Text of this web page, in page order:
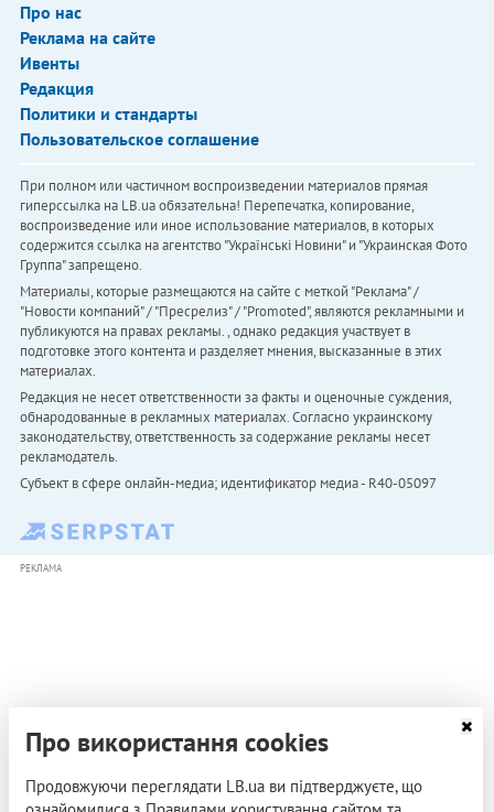
Про нас
Реклама на сайте
Ивенты
Редакция
Политики и стандарты
Пользовательское соглашение
При полном или частичном воспроизведении материалов прямая
гиперссылка на LB.ua обязательна! Перепечатка, копирование,
воспроизведение или иное использование материалов, в которых
содержится ссылка на агентство "Українськi Новини" и "Украинская Фото
Группа" запрещено.
Материалы, которые размещаются на сайте с меткой "Реклама" /
"Новости компаний" / "Пресрелиз" / "Promoted", являются рекламными и
публикуются на правах рекламы. , однако редакция участвует в
подготовке этого контента и разделяет мнения, высказанные в этих
материалах.
Редакция не несет ответственности за факты и оценочные суждения,
обнародованные в рекламных материалах. Согласно украинскому
законодательству, ответственность за содержание рекламы несет
рекламодатель.
Субъект в сфере онлайн-медиа; идентификатор медиа - R40-05097
РЕКЛАМА
Про використання cookies
Продовжуючи переглядати LB.ua ви підтверджуєте, що